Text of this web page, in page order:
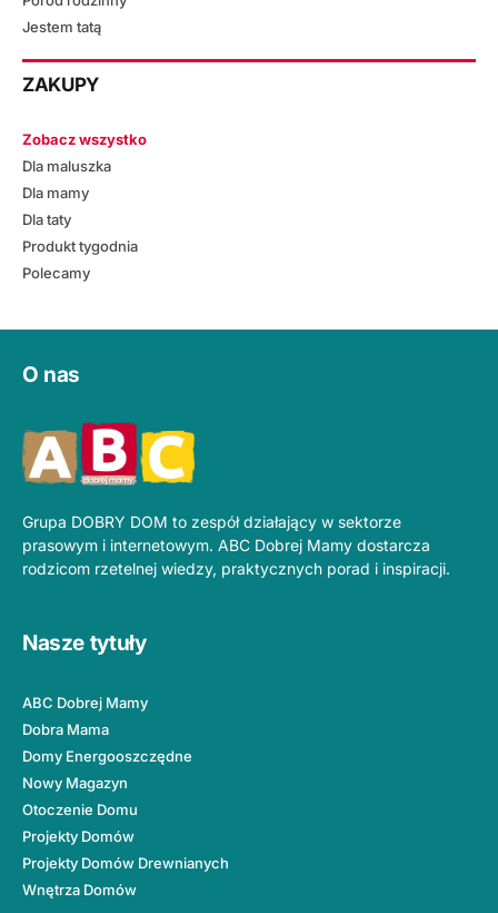
Jestem tatą
ZAKUPY
Zobacz wszystko
Dla maluszka
Dla mamy
Dla taty
Produkt tygodnia
Polecamy
O nas
Grupa DOBRY DOM to zespół działający w sektorze
prasowym i internetowym. ABC Dobrej Mamy dostarcza
rodzicom rzetelnej wiedzy, praktycznych porad i inspiracji.
Nasze tytuły
ABC Dobrej Mamy
Dobra Mama
Domy Energooszczędne
Nowy Magazyn
Otoczenie Domu
Projekty Domów
Projekty Domów Drewnianych
Wnętrza Domów